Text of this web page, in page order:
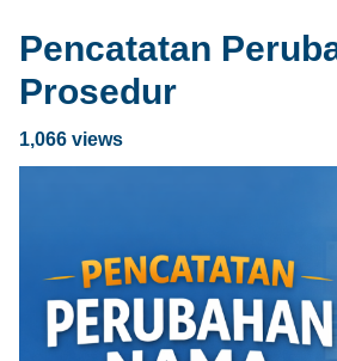
Pencatatan
Prosedur
1,066 views